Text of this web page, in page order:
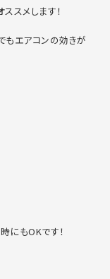
スメします！
もエアコンの効きが
にもOKです！